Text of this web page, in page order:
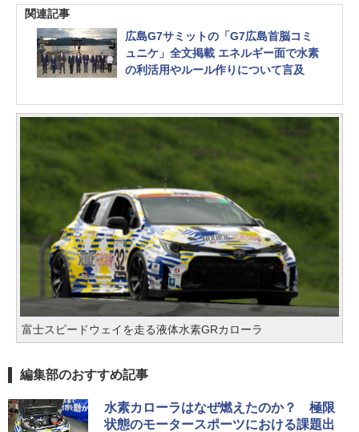
関連記事
広島G7サミットの「G7広島首脳コミ
ュニケ」全文掲載 エネルギー面で水素
の利活用やルール作りについて言及
富士スピードウェイを走る液体水素GRカローラ
編集部のおすすめ記事
水素カローラはなぜ燃えたのか？ 極限
状態のモータースポーツにおける課題出